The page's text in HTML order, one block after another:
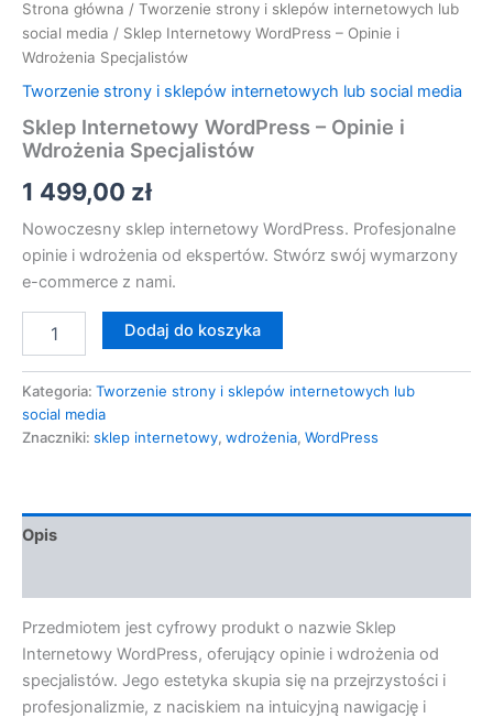
Strona główna / Tworzenie strony i sklepów internetowych lub
social media / Sklep Internetowy WordPress – Opinie i
Wdrożenia Specjalistów
Tworzenie strony i sklepów internetowych lub social media
Sklep Internetowy WordPress – Opinie i
Wdrożenia Specjalistów
1 499,00 zł
Nowoczesny sklep internetowy WordPress. Profesjonalne
opinie i wdrożenia od ekspertów. Stwórz swój wymarzony
e-commerce z nami.
Dodaj do koszyka
Kategoria: Tworzenie strony i sklepów internetowych lub
social media
Znaczniki: sklep internetowy, wdrożenia, WordPress
Opis
Przedmiotem jest cyfrowy produkt o nazwie Sklep
Internetowy WordPress, oferujący opinie i wdrożenia od
specjalistów. Jego estetyka skupia się na przejrzystości i
profesjonalizmie, z naciskiem na intuicyjną nawigację i